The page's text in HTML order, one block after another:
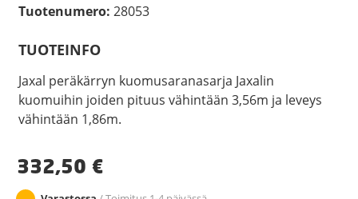
Tuotenumero: 28053
TUOTEINFO
Jaxal peräkärryn kuomusaranasarja Jaxalin
kuomuihin joiden pituus vähintään 3,56m ja leveys
vähintään 1,86m.
332,50 €